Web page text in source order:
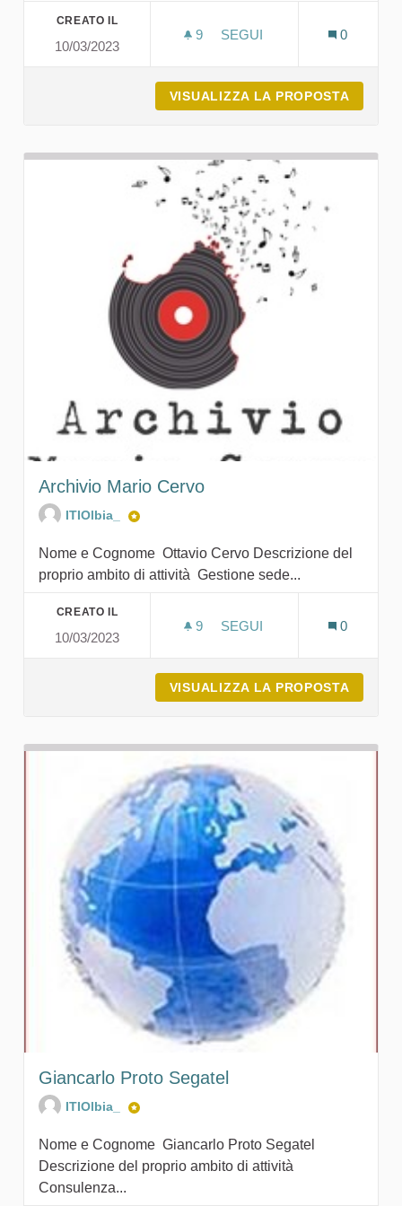
CREATO IL
10/03/2023
9 9 SOSTENITORI
SEGUI
0
VISUALIZZA LA PROPOSTA
Archivio Mario Cervo
ITIOlbia_
Nome e Cognome Ottavio Cervo Descrizione del
proprio ambito di attività Gestione sede...
CREATO IL
10/03/2023
9 9 SOSTENITORI
SEGUI
0
VISUALIZZA LA PROPOSTA
Giancarlo Proto Segatel
ITIOlbia_
Nome e Cognome Giancarlo Proto Segatel
Descrizione del proprio ambito di attività
Consulenza...